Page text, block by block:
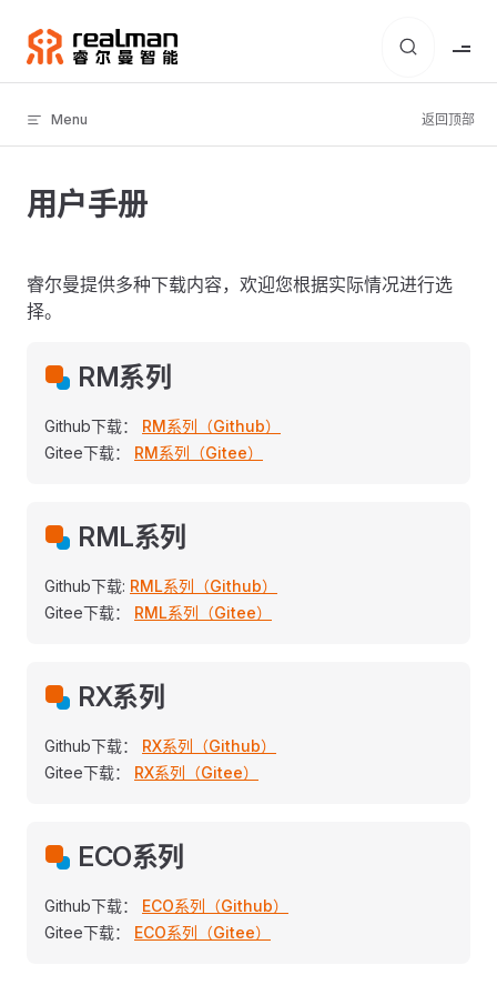
Skip to content
Menu 返回顶部
用户手册
睿尔曼提供多种下载内容，欢迎您根据实际情况进行选
择。
RM系列
Github下载： RM系列（Github）
Gitee下载： RM系列（Gitee）
RML系列
Github下载: RML系列（Github）
Gitee下载： RML系列（Gitee）
RX系列
Github下载： RX系列（Github）
Gitee下载： RX系列（Gitee）
ECO系列
Github下载： ECO系列（Github）
Gitee下载： ECO系列（Gitee）